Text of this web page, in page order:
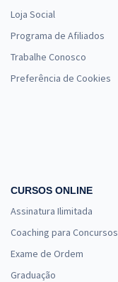
Loja Social
Programa de Afiliados
Trabalhe Conosco
Preferência de Cookies
CURSOS ONLINE
Assinatura Ilimitada
Coaching para Concursos
Exame de Ordem
Graduação